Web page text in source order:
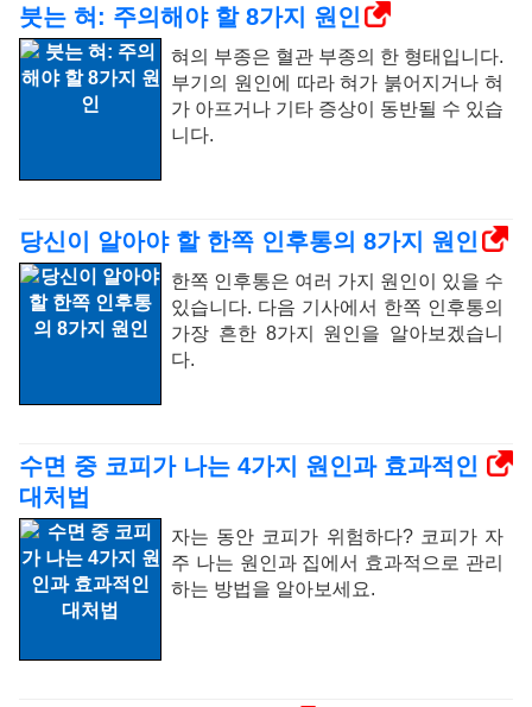
붓는 혀: 주의해야 할 8가지 원인
혀의 부종은 혈관 부종의 한 형태입니다.
부기의 원인에 따라 혀가 붉어지거나 혀
가 아프거나 기타 증상이 동반될 수 있습
니다.
당신이 알아야 할 한쪽 인후통의 8가지 원인
한쪽 인후통은 여러 가지 원인이 있을 수
있습니다. 다음 기사에서 한쪽 인후통의
가장 흔한 8가지 원인을 알아보겠습니
다.
수면 중 코피가 나는 4가지 원인과 효과적인
대처법
자는 동안 코피가 위험하다? 코피가 자
주 나는 원인과 집에서 효과적으로 관리
하는 방법을 알아보세요.